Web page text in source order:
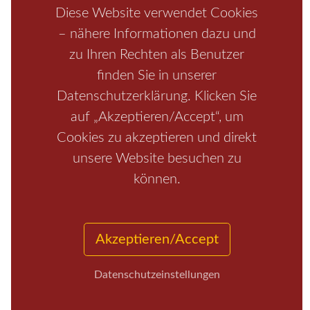
Diese Website verwendet Cookies
– nähere Informationen dazu und
zu Ihren Rechten als Benutzer
finden Sie in unserer
Datenschutzerklärung. Klicken Sie
auf „Akzeptieren/Accept“, um
Cookies zu akzeptieren und direkt
unsere Website besuchen zu
können.
Akzeptieren/Accept
Datenschutzeinstellungen
Boofen Mediathek
Region / Fragen+Antworten / Unterkunft / Aktivitäten
Kontakt / Impressum